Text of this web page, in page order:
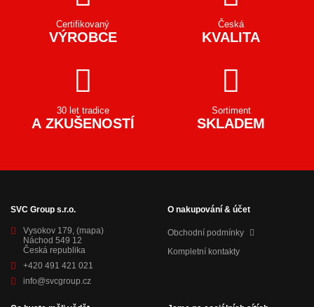
Certifikovaný
VÝROBCE
Česká
KVALITA
30 let tradice
A ZKUŠENOSTÍ
Sortiment
SKLADEM
SVC Group s.r.o.
Vysokov 179, (mapa)
Náchod 549 12
Česká republika
+420 491 421 021
info@svcgroup.cz
O nakupování & účet
Obchodní podmínky
Kompletní kontakty